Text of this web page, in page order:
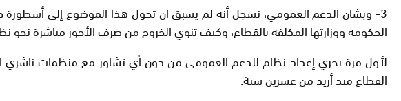
3- وبشان الدعم العمومي، نسجل أنه لم يسبق ان تحول هذا الموضوع إلى أسطورة
الحكومة ووزارتها المكلفة بالقطاع، وكيف تنوي الخروج من صرف الأجور مباشرة
لأول مرة يجري إعداد نظام للدعم العمومي من دون أي تشاور مع منظمات ناشري
القطاع منذ أزيد من عشرين سنة.